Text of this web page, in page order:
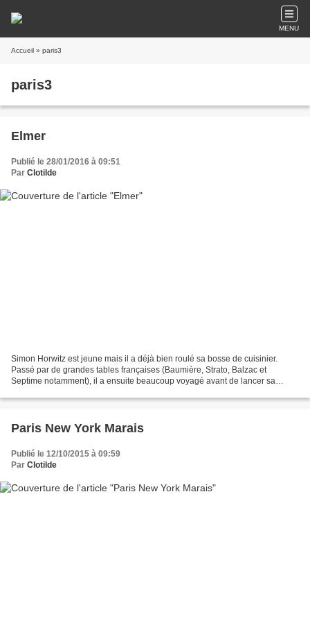
MENU
Accueil » paris3
paris3
Elmer
Publié le 28/01/2016 à 09:51
Par Clotilde
Simon Horwitz est jeune mais il a déjà bien roulé sa bosse de cuisinier.
Passé par de grandes tables françaises (Baumière, Strato, Balzac et
Septime notamment), il a ensuite beaucoup voyagé avant de lancer sa
Paris New York Marais
Publié le 12/10/2015 à 09:59
Par Clotilde